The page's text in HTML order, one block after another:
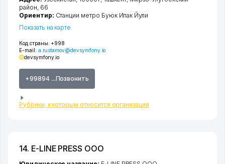
Код страны: +998
E-mail: a.rustamov@devsymfony.io
devsymfony.io
+99894 ...Позвонить
Рубрики, к которым относится организация
район , 66
Ориентир: Станции метро Буюк Ипак Йули
Показать на карте
14. E-LINE PRESS ООО